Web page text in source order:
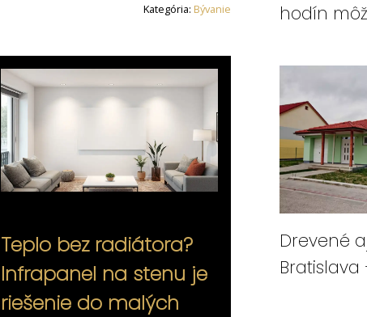
Kategória: Bývanie
Teplo bez radiátora?
Infrapanel na stenu je
riešenie do malých
hodín
Drevené
Bratislava